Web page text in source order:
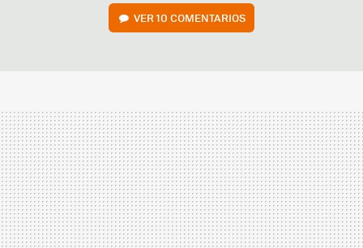
VER10 COMENTARIOS